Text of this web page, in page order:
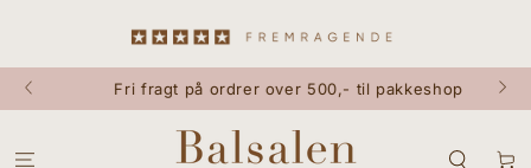
Fri fragt på ordrer over 500,- til pakkeshop
Kurv